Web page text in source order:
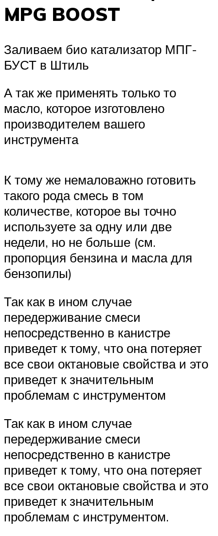
MPG BOOST
Заливаем био катализатор МПГ-
БУСТ в Штиль
А так же применять только то
масло, которое изготовлено
производителем вашего
инструмента
К тому же немаловажно готовить
такого рода смесь в том
количестве, которое вы точно
используете за одну или две
недели, но не больше (см.
пропорция бензина и масла для
бензопилы)
Так как в ином случае
передерживание смеси
непосредственно в канистре
приведет к тому, что она потеряет
все свои октановые свойства и это
приведет к значительным
проблемам с инструментом
Так как в ином случае
передерживание смеси
непосредственно в канистре
приведет к тому, что она потеряет
все свои октановые свойства и это
приведет к значительным
проблемам с инструментом.